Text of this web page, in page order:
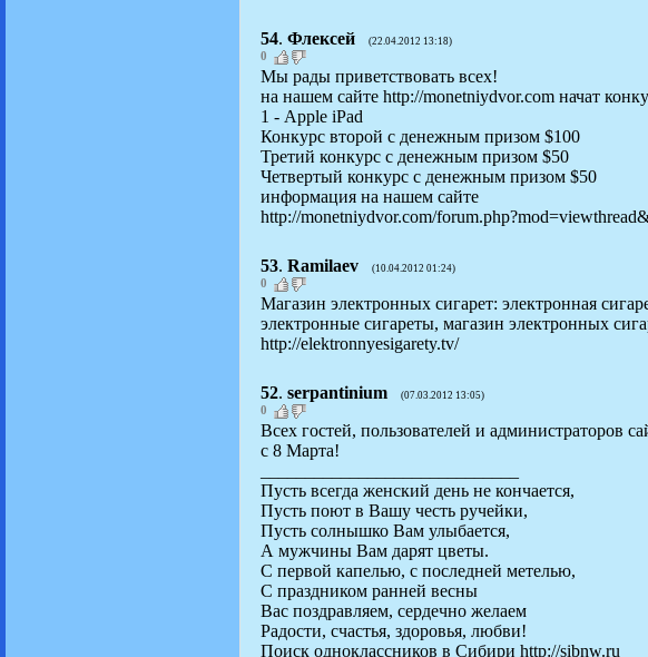
54. Флексей (22.04.2012 13:18)
0
Мы рады приветствовать всех!
на нашем сайте http://monetniydvor.com начат
1 - Apple iPad
Конкурс второй с денежным призом $100
Третий конкурс с денежным призом $50
Четвертый конкурс с денежным призом $50
информация на нашем сайте
http://monetniydvor.com/
53. Ramilaev (10.04.2012 01:24)
0
Магазин электронных сигарет: электронная
электронные сигареты, магазин электронных
http://elektronnyesigarety.tv/
52. serpantinium (07.03.2012 13:05)
0
Всех гостей, пользователей и администраторов
с 8 Марта!
Пусть всегда женский день не кончается,
Пусть поют в Вашу честь ручейки,
Пусть солнышко Вам улыбается,
А мужчины Вам дарят цветы.
С первой капелью, с последней метелью,
С праздником ранней весны
Вас поздравляем, сердечно желаем
Радости, счастья, здоровья, любви!
Поиск одноклассников в Сибири http://sibnw.ru